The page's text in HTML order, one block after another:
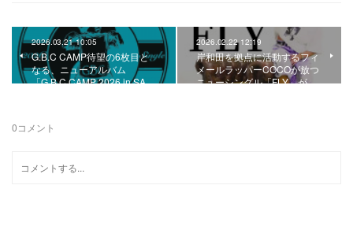
2026.03.21 10:05
G.B.C CAMP待望の6枚目と
なる、ニューアルバム
「G.B.C CAMP 2026 in SA…
2026.02.22 12:19
岸和田を拠点に活動するフィ
メールラッパーCOCOが放つ
ニューシングル「FLY」が…
0コメント